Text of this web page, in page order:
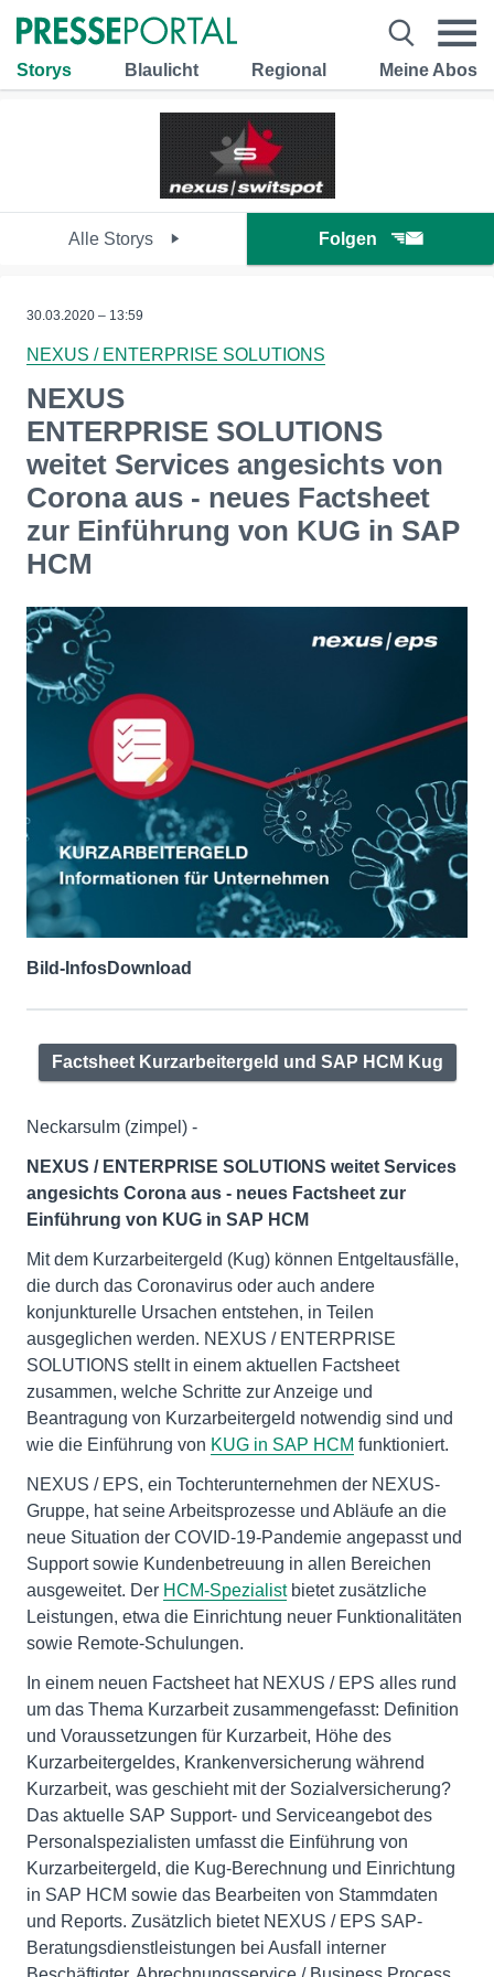
Storys Blaulicht Regional Meine Abos
Alle Storys Folgen
30.03.2020 – 13:59
NEXUS / ENTERPRISE SOLUTIONS
NEXUS
ENTERPRISE SOLUTIONS
weitet Services angesichts von
Corona aus - neues Factsheet
zur Einführung von KUG in SAP
HCM
Bild-InfosDownload
Factsheet Kurzarbeitergeld und SAP HCM Kug
Neckarsulm (zimpel) -
NEXUS / ENTERPRISE SOLUTIONS weitet Services
angesichts Corona aus - neues Factsheet zur
Einführung von KUG in SAP HCM
Mit dem Kurzarbeitergeld (Kug) können Entgeltausfälle,
die durch das Coronavirus oder auch andere
konjunkturelle Ursachen entstehen, in Teilen
ausgeglichen werden. NEXUS / ENTERPRISE
SOLUTIONS stellt in einem aktuellen Factsheet
zusammen, welche Schritte zur Anzeige und
Beantragung von Kurzarbeitergeld notwendig sind und
wie die Einführung von KUG in SAP HCM funktioniert.
NEXUS / EPS, ein Tochterunternehmen der NEXUS-
Gruppe, hat seine Arbeitsprozesse und Abläufe an die
neue Situation der COVID-19-Pandemie angepasst und
Support sowie Kundenbetreuung in allen Bereichen
ausgeweitet. Der HCM-Spezialistbietet zusätzliche
Leistungen, etwa die Einrichtung neuer Funktionalitäten
sowie Remote-Schulungen.
In einem neuen Factsheet hat NEXUS / EPS alles rund
um das Thema Kurzarbeit zusammengefasst: Definition
und Voraussetzungen für Kurzarbeit, Höhe des
Kurzarbeitergeldes, Krankenversicherung während
Kurzarbeit, was geschieht mit der Sozialversicherung?
Das aktuelle SAP Support- und Serviceangebot des
Personalspezialisten umfasst die Einführung von
Kurzarbeitergeld, die Kug-Berechnung und Einrichtung
in SAP HCM sowie das Bearbeiten von Stammdaten
und Reports. Zusätzlich bietet NEXUS / EPS SAP-
Beratungsdienstleistungen bei Ausfall interner